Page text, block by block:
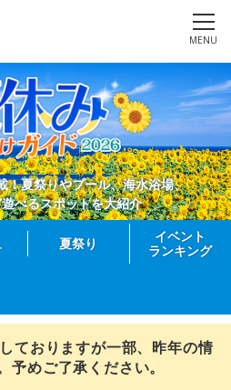
MENU
！夏祭りやプール、海水浴場、
べるスポットを大紹介
夏祭り
イベント
ランキング
ておりますが一部、昨年の情
予めご了承ください。